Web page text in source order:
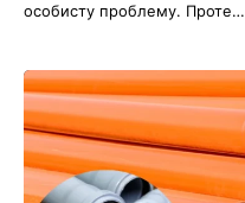
особисту проблему. Проте…